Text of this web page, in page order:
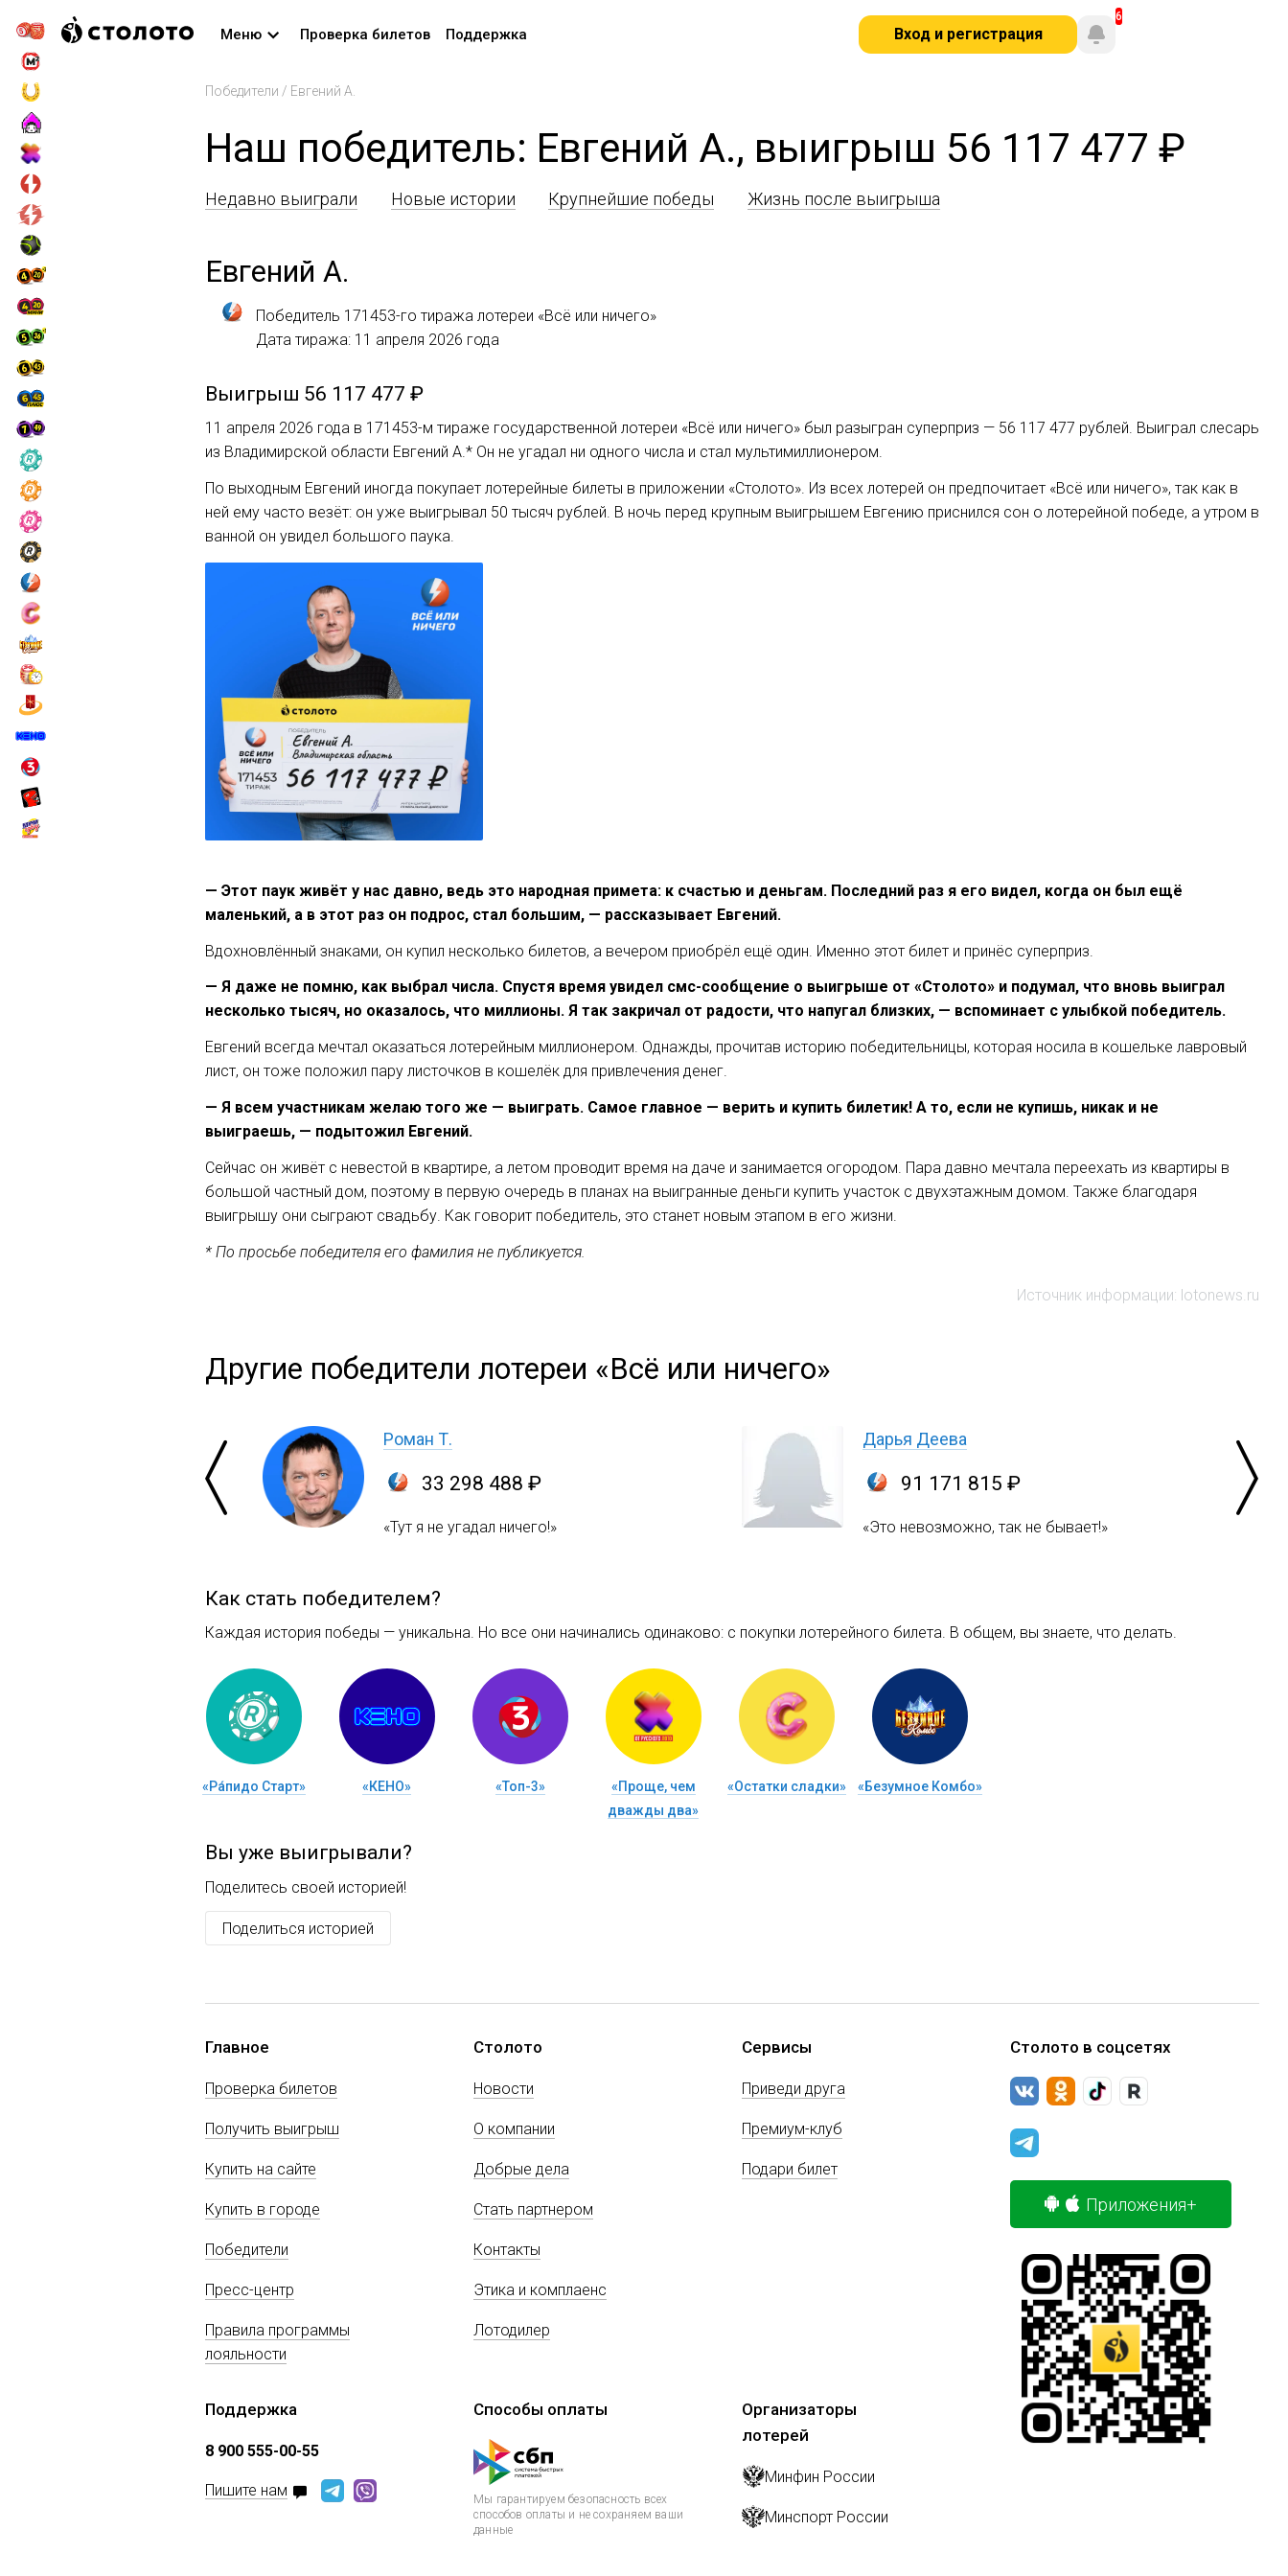
Меню Проверка билетов Поддержка Вход и регистрация
Победители / Евгений А.
Наш победитель: Евгений А., выигрыш 56 117 477 ₽
Недавно выиграли Новые истории Крупнейшие победы Жизнь после выигрыша
Евгений А.
Победитель 171453-го тиража лотереи «Всё или ничего»
Дата тиража: 11 апреля 2026 года
Выигрыш 56 117 477 ₽
11 апреля 2026 года в 171453-м тираже государственной лотереи «Всё или ничего» был разыгран суперприз — 56 117 477 рублей. Выиграл слесарь
из Владимирской области Евгений А.* Он не угадал ни одного числа и стал мультимиллионером.
По выходным Евгений иногда покупает лотерейные билеты в приложении «Столото». Из всех лотерей он предпочитает «Всё или ничего», так как в
ней ему часто везёт: он уже выигрывал 50 тысяч рублей. В ночь перед крупным выигрышем Евгению приснился сон о лотерейной победе, а утром в
ванной он увидел большого паука.
— Этот паук живёт у нас давно, ведь это народная примета: к счастью и деньгам. Последний раз я его видел, когда он был ещё
маленький, а в этот раз он подрос, стал большим, — рассказывает Евгений.
Вдохновлённый знаками, он купил несколько билетов, а вечером приобрёл ещё один. Именно этот билет и принёс суперприз.
— Я даже не помню, как выбрал числа. Спустя время увидел смс-сообщение о выигрыше от «Столото» и подумал, что вновь выиграл
несколько тысяч, но оказалось, что миллионы. Я так закричал от радости, что напугал близких, — вспоминает с улыбкой победитель.
Евгений всегда мечтал оказаться лотерейным миллионером. Однажды, прочитав историю победительницы, которая носила в кошельке лавровый
лист, он тоже положил пару листочков в кошелёк для привлечения денег.
— Я всем участникам желаю того же — выиграть. Самое главное — верить и купить билетик! А то, если не купишь, никак и не
выиграешь, — подытожил Евгений.
Сейчас он живёт с невестой в квартире, а летом проводит время на даче и занимается огородом. Пара давно мечтала переехать из квартиры в
большой частный дом, поэтому в первую очередь в планах на выигранные деньги купить участок с двухэтажным домом. Также благодаря
выигрышу они сыграют свадьбу. Как говорит победитель, это станет новым этапом в его жизни.
* По просьбе победителя его фамилия не публикуется.
Источник информации: lotonews.ru
Другие победители лотереи «Всё или ничего»
Роман Т.
33 298 488 ₽
«Тут я не угадал ничего!»
Дарья Деева
91 171 815 ₽
«Это невозможно, так не бывает!»
Как стать победителем?
Каждая история победы — уникальна. Но все они начинались одинаково: c покупки лотерейного билета. В общем, вы знаете, что делать.
«Ра́пидо Старт» «КЕНО» «Топ-3»
«Проще, чем
дважды два»
«Остатки сладки» «Безумное Комбо»
Вы уже выигрывали?
Поделитесь своей историей!
Поделиться историей
Главное
Проверка билетов
Получить выигрыш
Купить на сайте
Купить в городе
Победители
Пресс-центр
Правила программы
лояльности
Столото
Новости
О компании
Добрые дела
Стать партнером
Контакты
Этика и комплаенс
Лотодилер
Сервисы
Приведи друга
Премиум-клуб
Подари билет
Поддержка
8 900 555-00-55
Пишите нам
Способы оплаты
Мы гарантируем безопасность всех
способов оплаты и не сохраняем ваши
данные
Организаторы
лотерей
Минфин России
Минспорт России
Столото в соцсетях
Приложения+